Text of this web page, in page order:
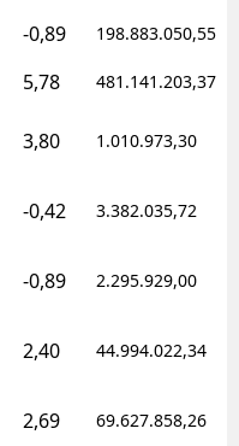
-0,89 198.883.050,55
5,78 481.141.203,37
3,80 1.010.973,30
-0,42 3.382.035,72
-0,89 2.295.929,00
2,40 44.994.022,34
2,69 69.627.858,26